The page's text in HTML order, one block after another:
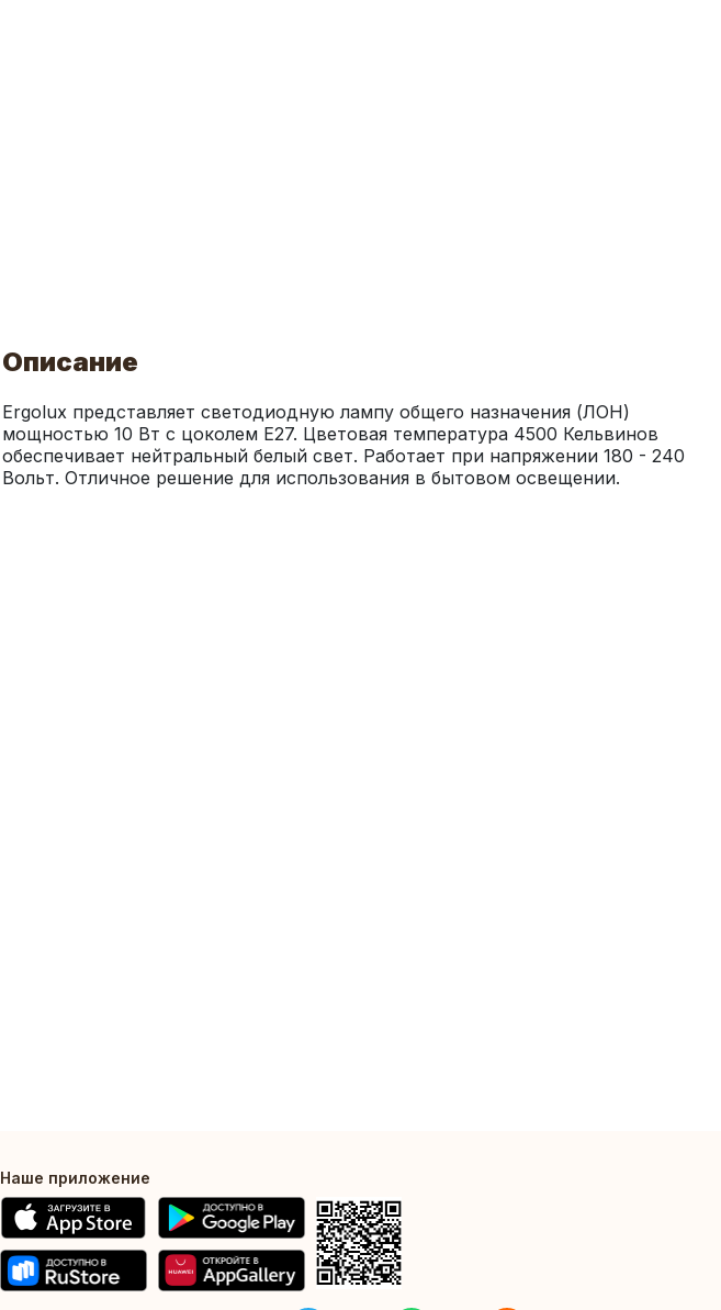
Описание
Ergolux представляет светодиодную лампу общего назначения (ЛОН)
мощностью 10 Вт с цоколем E27. Цветовая температура 4500 Кельвинов
обеспечивает нейтральный белый свет. Работает при напряжении 180 - 240
Вольт. Отличное решение для использования в бытовом освещении.
Наше приложение